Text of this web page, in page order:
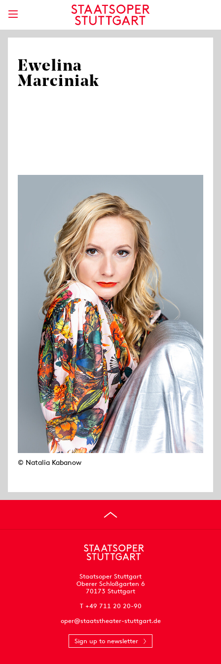
Ewelina
Marciniak
© Natalia Kabanow
Staatsoper Stuttgart
Oberer Schloßgarten 6
70173 Stuttgart
T +49 711 20 20-90
oper@staatstheater-stuttgart.de
Sign up to newsletter